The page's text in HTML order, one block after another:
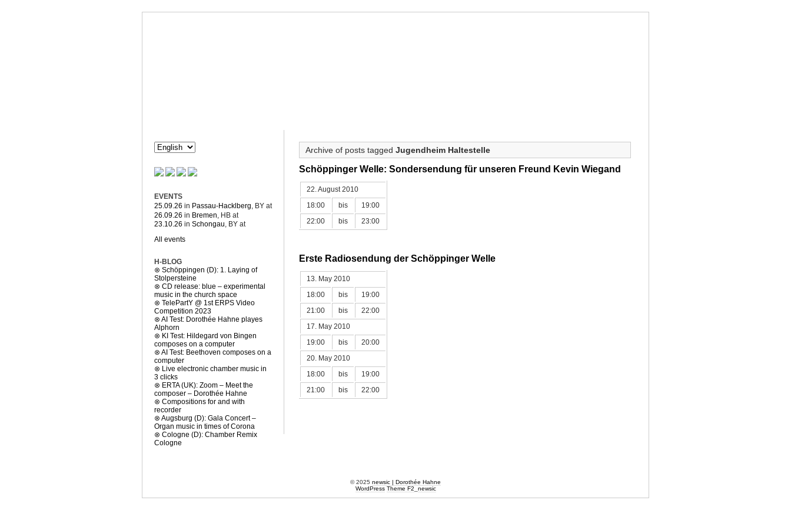
Archive of posts tagged Jugendheim Haltestelle
Schöppinger Welle: Sondersendung für unseren Freund Kevin Wiegand
22. August 2010
18:00
bis
19:00
22:00
bis 23:00
Erste Radiosendung der Schöppinger Welle
13. May 2010
18:00
bis
19:00
21:00
bis
22:00
17. May 2010
19:00
bis
20:00
20. May 2010
18:00
bis
19:00
21:00
bis 22:00
EVENTS
25.09.26 in Passau-Hacklberg , BY at
26.09.26 in Bremen , HB at
23.10.26 in Schongau, BY at
All events
H-BLOG
⊗ Schöppingen (D): 1. Laying of
Stolpersteine
⊗ CD release: blue – experimental
music in the church space
⊗ TelePartY @ 1st ERPS Video
Competition 2023
⊗ AI Test: Dorothée Hahne playes
Alphorn
⊗ KI Test: Hildegard von Bingen
composes on a computer
⊗ AI Test: Beethoven composes on a
computer
⊗ Live electronic chamber music in
3 clicks
⊗ ERTA (UK): Zoom – Meet the
composer – Dorothée Hahne
⊗ Compositions for and with
recorder
⊗ Augsburg (D): Gala Concert –
Organ music in times of Corona
⊗ Cologne (D): Chamber Remix
Cologne
© 2025 newsic | Dorothée Hahne
WordPress Theme F2 newsic